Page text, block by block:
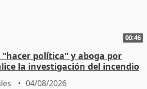
00:46
"hacer política" y aboga por
la investigación del incendio
04/08/2026